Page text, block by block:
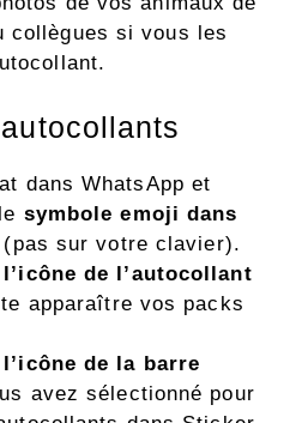
collègues si vous les
dans WhatsApp et
symbole emoji dans
(pas sur votre clavier).
de l’autocollant
apparaître vos packs
de la barre
avez sélectionné pour